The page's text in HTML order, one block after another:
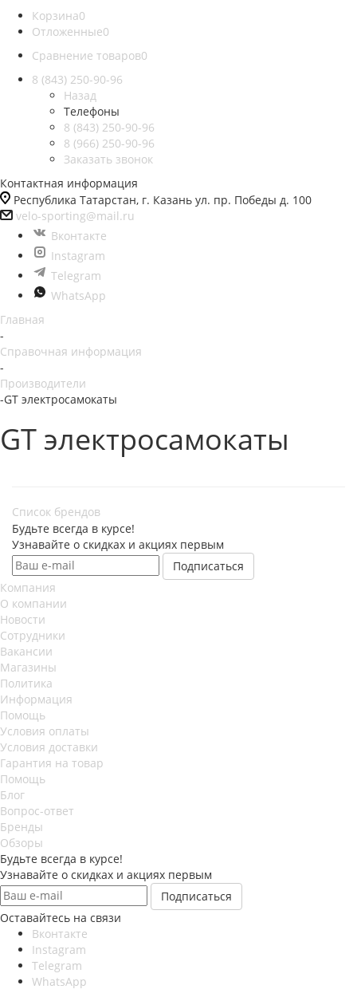
Корзина0
Отложенные0
Сравнение товаров0
8 (843) 250-90-96
Назад
Телефоны
8 (843) 250-90-96
8 (966) 250-90-96
Заказать звонок
Контактная информация
Республика Татарстан, г. Казань ул. пр. Победы д. 100
velo-sporting@mail.ru
Вконтакте
Instagram
Telegram
WhatsApp
Главная
-
Справочная информация
-
Производители
-GT электросамокаты
GT электросамокаты
Список брендов
Будьте всегда в курсе!
Узнавайте о скидках и акциях первым
Компания
О компании
Новости
Сотрудники
Вакансии
Магазины
Политика
Информация
Помощь
Условия оплаты
Условия доставки
Гарантия на товар
Помощь
Блог
Вопрос-ответ
Бренды
Обзоры
Будьте всегда в курсе!
Узнавайте о скидках и акциях первым
Оставайтесь на связи
Вконтакте
Instagram
Telegram
WhatsApp